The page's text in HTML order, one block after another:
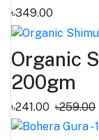
৳349.00
Organic
200gm
৳241.00 ৳259.00